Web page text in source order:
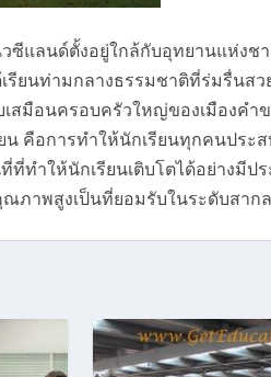
ซีแลนด์ตั้งอยู่ใกล้กับอุทยานแห่งช
รียนท่ามกลางธรรมชาติที่ร่มรื่นสว
เสมือนครอบครัวใหญ่ของเมืองคำ
น คือการทำให้นักเรียนทุกคนประ
ที่ที่ทำให้นักเรียนเติบโตได้อย่างมีป
ณภาพสูงเป็นที่ยอมรับในระดับสากล